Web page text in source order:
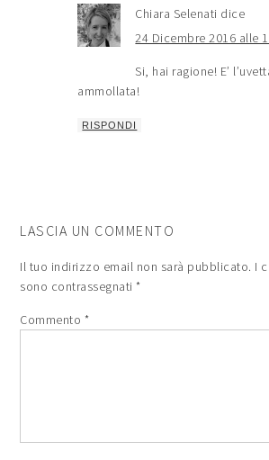
Chiara Selenati dice
24 Dicembre 2016 alle
Si, hai ragione! E’
ammollata!
RISPONDI
LASCIA UN COMMENTO
Il tuo indirizzo email non sarà pubblicato. I
sono contrassegnati*
Commento *